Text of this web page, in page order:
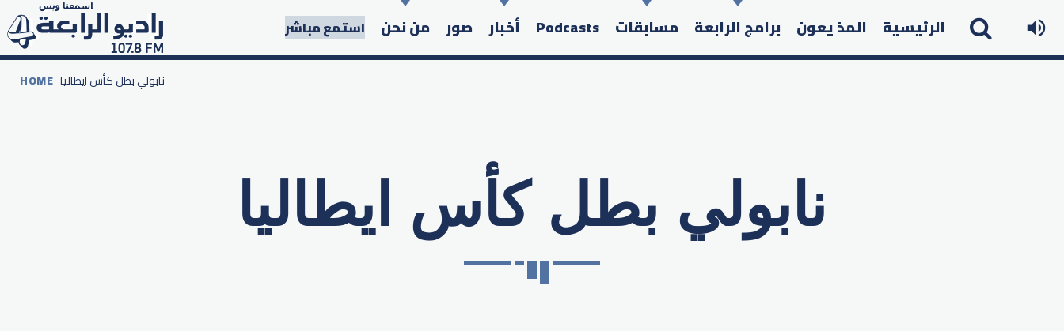
الرئيسية المذ يعون برامج الرابعة مسابقات Podcasts أخبار صور من نحن استمع مباشر
Search in the website:
HOME نابولي بطل كأس ايطاليا
نابولي بطل كأس ايطاليا